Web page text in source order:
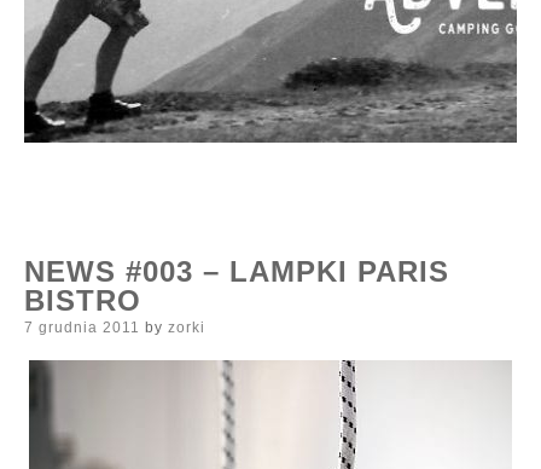
NEWS #003 – LAMPKI PARIS
BISTRO
Posted
7 grudnia 2011 by zorki